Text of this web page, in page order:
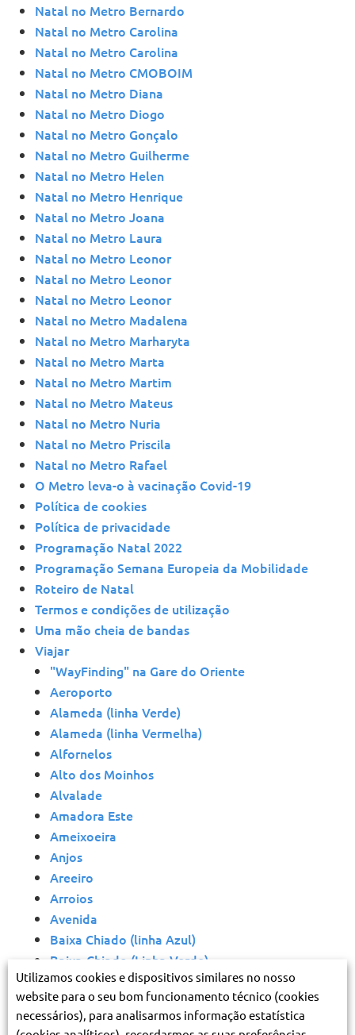
Natal no Metro Bernardo
Natal no Metro Carolina
Natal no Metro Carolina
Natal no Metro CMOBOIM
Natal no Metro Diana
Natal no Metro Diogo
Natal no Metro Gonçalo
Natal no Metro Guilherme
Natal no Metro Helen
Natal no Metro Henrique
Natal no Metro Joana
Natal no Metro Laura
Natal no Metro Leonor
Natal no Metro Leonor
Natal no Metro Leonor
Natal no Metro Madalena
Natal no Metro Marharyta
Natal no Metro Marta
Natal no Metro Martim
Natal no Metro Mateus
Natal no Metro Nuria
Natal no Metro Priscila
Natal no Metro Rafael
O Metro leva-o à vacinação Covid-19
Política de cookies
Política de privacidade
Programação Natal 2022
Programação Semana Europeia da Mobilidade
Roteiro de Natal
Termos e condições de utilização
Uma mão cheia de bandas
Viajar
"WayFinding" na Gare do Oriente
Aeroporto
Alameda (linha Verde)
Alameda (linha Vermelha)
Alfornelos
Alto dos Moinhos
Alvalade
Amadora Este
Ameixoeira
Anjos
Areeiro
Arroios
Avenida
Baixa Chiado (linha Azul)
Baixa-Chiado (Linha Verde)
Bela Vista
Boas Práticas, Boas Viagens
Cabo Ruivo
Utilizamos cookies e dispositivos similares no nosso
website para o seu bom funcionamento técnico (cookies
necessários), para analisarmos informação estatística